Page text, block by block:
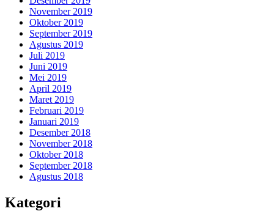
November 2019
Oktober 2019
September 2019
Agustus 2019
Juli 2019
Juni 2019
Mei 2019
April 2019
Maret 2019
Februari 2019
Januari 2019
Desember 2018
November 2018
Oktober 2018
September 2018
Agustus 2018
Kategori